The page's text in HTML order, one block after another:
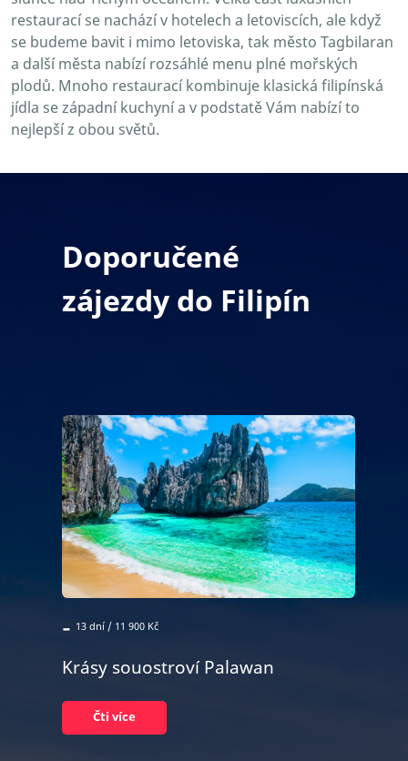
restaurací se nachází v hotelech a letoviscích, ale když
se budeme bavit i mimo letoviska, tak město Tagbilaran
a další města nabízí rozsáhlé menu plné mořských
plodů. Mnoho restaurací kombinuje klasická filipínská
jídla se západní kuchyní a v podstatě Vám nabízí to
nejlepší z obou světů.
Doporučené
zájezdy do Filipín
- 13 dní / 11 900 Kč
Krásy souostroví Palawan
Čti více